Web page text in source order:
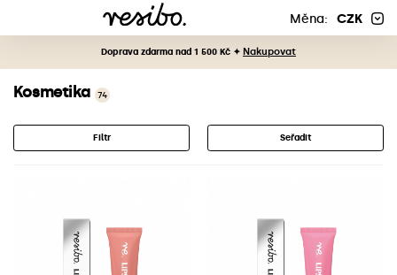
Měna: CZK
Doprava zdarma nad 1 500 Kč ✦ Nakupovat
Kosmetika 74
Filtr Seřadit